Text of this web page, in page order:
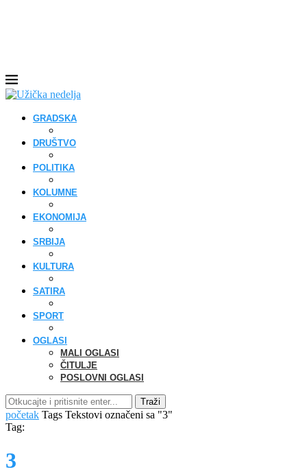
GRADSKA
DRUŠTVO
POLITIKA
KOLUMNE
EKONOMIJA
SRBIJA
KULTURA
SATIRA
SPORT
OGLASI
MALI OGLASI
ČITULJE
POSLOVNI OGLASI
Traži
početak Tags Tekstovi označeni sa "3"
Tag:
3